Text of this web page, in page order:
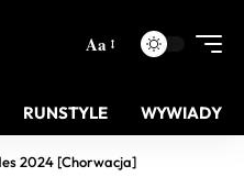
Aa
RUNSTYLE WYWIADY
2024 [Chorwacja]